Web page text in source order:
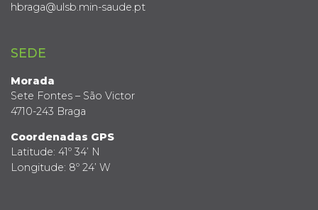
hbraga@ulsb.min-saude.pt
SEDE
Morada
Sete Fontes – São Victor
4710-243 Braga
Coordenadas GPS
Latitude: 41º 34’ N
Longitude: 8º 24’ W